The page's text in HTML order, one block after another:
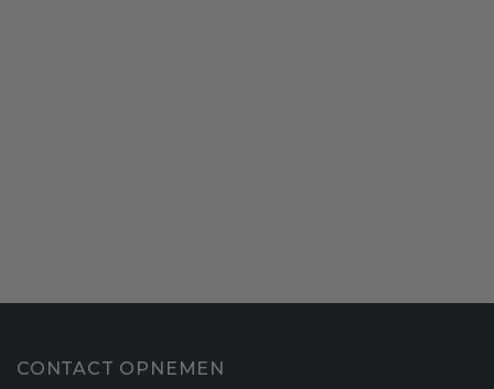
CONTACT OPNEMEN